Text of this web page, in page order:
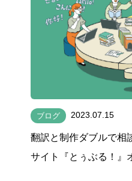
ブログ 2023.07.15
翻訳と制作ダブルで相
サイト『とぅぶる！』